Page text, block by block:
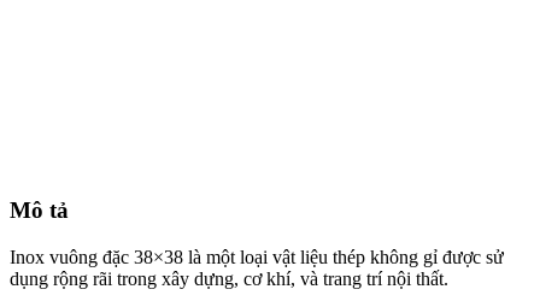
Mô tả
Inox vuông đặc 38×38 là một loại vật liệu thép không gỉ được sử
dụng rộng rãi trong xây dựng, cơ khí, và trang trí nội thất.